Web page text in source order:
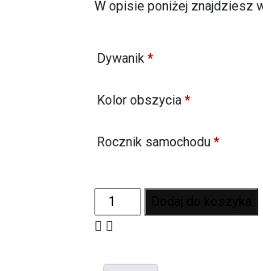
W opisie poniżej znajdziesz
Dywanik *
Kolor obszycia *
Rocznik samochodu *